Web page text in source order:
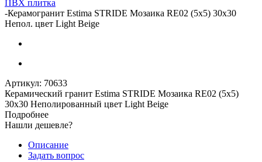
ПВХ плитка
-Керамогранит Estima STRIDE Мозаика RE02 (5х5) 30x30
Непол. цвет Light Beige
Артикул: 70633
Керамический гранит Estima STRIDE Мозаика RE02 (5х5)
30x30 Неполированный цвет Light Beige
Подробнее
Нашли дешевле?
Описание
Задать вопрос